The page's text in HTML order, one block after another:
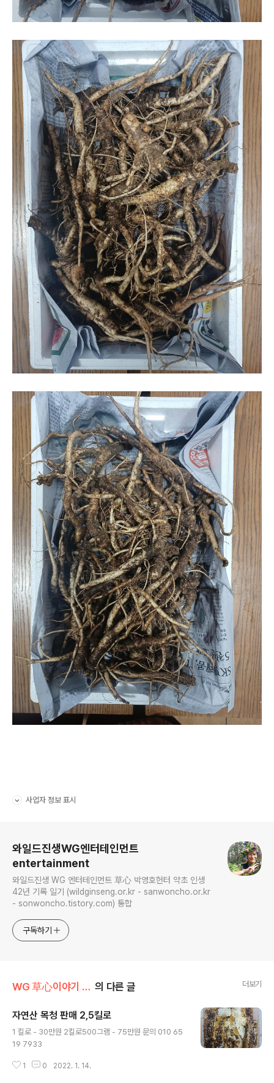
사업자 정보 표시
와일드진생WG엔터테인먼트
entertainment
와일드진생 WG 엔터테인먼트 草心 박영호헌터 약초 인생
42년 기록 일기 (wildginseng.or.kr - sanwoncho.or.kr
- sonwoncho.tistory.com) 통합
구독하기
WG 草心이야기 010 의 다른 글 더보기
자연산 목청 판매 2,5킬로
1 킬로 - 30만원 2킬로500그램 - 75만원 문의 010 65
19 7933
1 0 2022. 1. 14.